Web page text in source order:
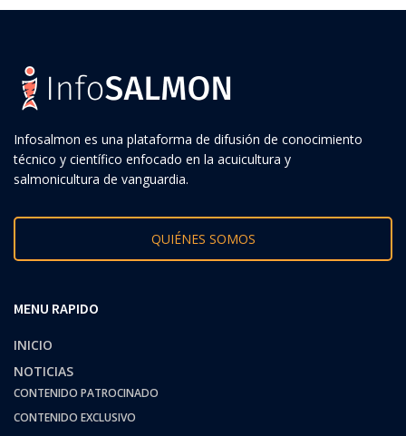
Infosalmon es una plataforma de difusión de conocimiento
técnico y científico enfocado en la acuicultura y
salmonicultura de vanguardia.
QUIÉNES SOMOS
MENU RAPIDO
INICIO
NOTICIAS
CONTENIDO PATROCINADO
CONTENIDO EXCLUSIVO